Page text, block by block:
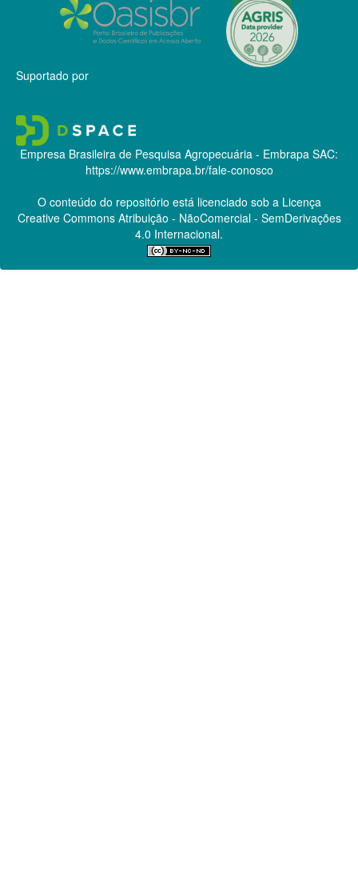
Suportado por
Empresa Brasileira de Pesquisa Agropecuária - Embrapa SAC:
https://www.embrapa.br/fale-conosco
O conteúdo do repositório está licenciado sob a Licença
Creative CommonsAtribuição - NãoComercial - SemDerivações
4.0 Internacional.